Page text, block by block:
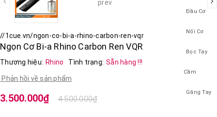
Đầu Cơ
Nối Cơ
Bọc Tay
Cầm
Găng Tay
prev
//1cue.vn/ngon-co-bi-a-rhino-carbon-ren-vqr
Ngọn Cơ Bi-a Rhino Carbon Ren VQR
Thương hiệu: Rhino Tình trạng: Sẵn hàng !!!
Phản hồi về sản phẩm
3.500.000₫ 4.500.000₫